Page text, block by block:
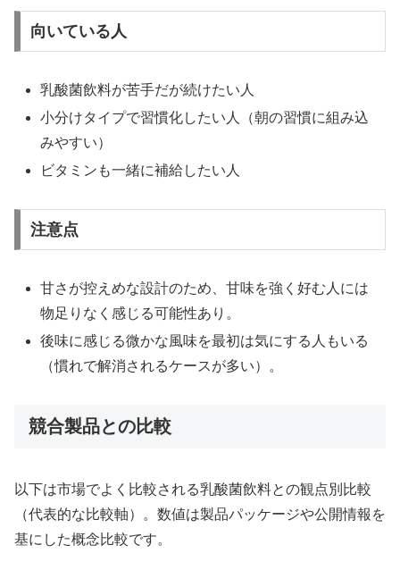
向いている人
乳酸菌飲料が苦手だが続けたい人
小分けタイプで習慣化したい人（朝の習慣に組み込
みやすい）
ビタミンも一緒に補給したい人
注意点
甘さが控えめな設計のため、甘味を強く好む人には
物足りなく感じる可能性あり。
後味に感じる微かな風味を最初は気にする人もいる
（慣れで解消されるケースが多い）。
競合製品との比較
以下は市場でよく比較される乳酸菌飲料との観点別比較
（代表的な比較軸）。数値は製品パッケージや公開情報を
基にした概念比較です。